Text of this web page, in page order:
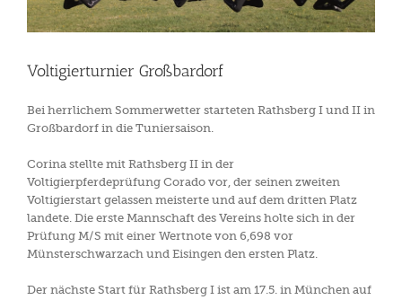
Voltigierturnier Großbardorf
Bei herrlichem Sommerwetter starteten Rathsberg I und II in
Großbardorf in die Tuniersaison.
Corina stellte mit Rathsberg II in der
Voltigierpferdeprüfung Corado vor, der seinen zweiten
Voltigierstart gelassen meisterte und auf dem dritten Platz
landete. Die erste Mannschaft des Vereins holte sich in der
Prüfung M/S mit einer Wertnote von 6,698 vor
Münsterschwarzach und Eisingen den ersten Platz.
Der nächste Start für Rathsberg I ist am 17.5. in München auf